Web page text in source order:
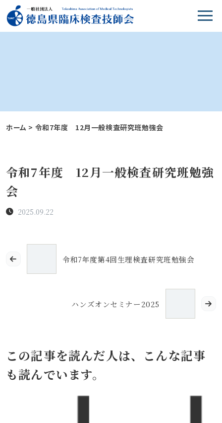
ホーム > 令和7年度 12月一般検査研究班勉強会
令和7年度 12月一般検査研究班勉強
会
2025.09.22
令和7年度第4回生理検査研究班勉強会
ハンズオンセミナー2025
この記事を読んだ人は、こんな記事
も読んでいます。